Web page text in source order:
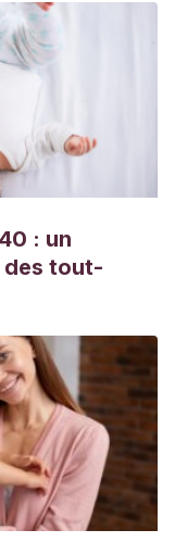
Puddledancer
Nuestros Hijos de
Communication
writings/como-
como-criar-
: un
des tout-